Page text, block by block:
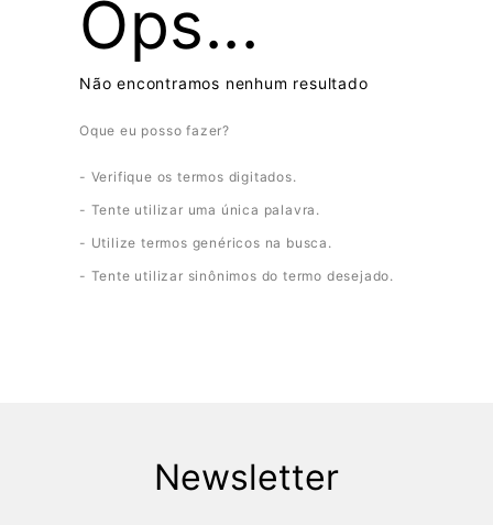
Verifique os termos digitados.
Tente utilizar uma única palavra.
Utilize termos genéricos na busca.
Tente utilizar sinônimos do termo desejado.
Newsletter